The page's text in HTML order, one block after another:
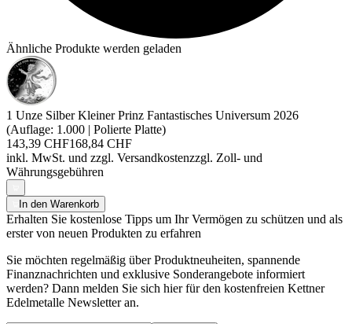
Ähnliche Produkte werden geladen
1 Unze Silber Kleiner Prinz Fantastisches Universum 2026
(Auflage: 1.000 | Polierte Platte)
143,39 CHF168,84 CHF
inkl. MwSt. und zzgl. Versandkostenzzgl. Zoll- und
Währungsgebühren
In den Warenkorb
Erhalten Sie kostenlose Tipps um Ihr Vermögen zu schützen und als
erster von neuen Produkten zu erfahren
Sie möchten regelmäßig über Produktneuheiten, spannende
Finanznachrichten und exklusive Sonderangebote informiert
werden? Dann melden Sie sich hier für den kostenfreien Kettner
Edelmetalle Newsletter an.